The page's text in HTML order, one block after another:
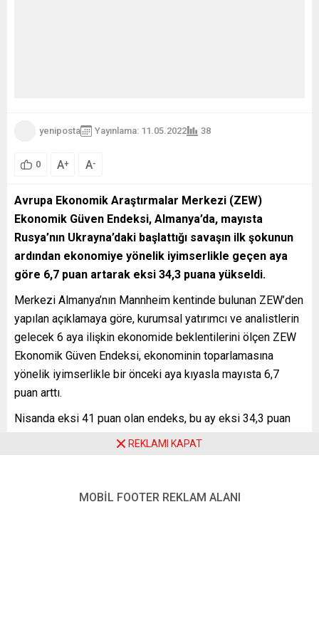
yeniposta Yayınlama: 11.05.2022 38
0 A+ A-
Avrupa Ekonomik Araştırmalar Merkezi (ZEW)
Ekonomik Güven Endeksi, Almanya’da, mayısta
Rusya’nın Ukrayna’daki başlattığı savaşın ilk şokunun
ardından ekonomiye yönelik iyimserlikle geçen aya
göre 6,7 puan artarak eksi 34,3 puana yükseldi.
Merkezi Almanya’nın Mannheim kentinde bulunan ZEW’den
yapılan açıklamaya göre, kurumsal yatırımcı ve analistlerin
gelecek 6 aya ilişkin ekonomide beklentilerini ölçen ZEW
Ekonomik Güven Endeksi, ekonominin toparlamasına
yönelik iyimserlikle bir önceki aya kıyasla mayısta 6,7
puan arttı.
Nisanda eksi 41 puan olan endeks, bu ay eksi 34,3 puan
seviyesine yükseldi. Piyasa beklentisi endeksin mayısta
gerileyerek eksi 36,5 puana indi. Endeksin, Ukrayna’daki
REKLAMI KAPAT
MOBİL FOOTER REKLAM ALANI